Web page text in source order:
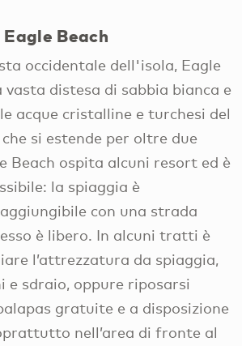
Beach
occidentale dell'isola, Eagle
distesa di sabbia bianca e
acque cristalline e turchesi del
si estende per oltre due
Beach ospita alcuni resort ed è
la spiaggia è
con una strada
è libero. In alcuni tratti è
l’attrezzatura da spiaggia,
e sdraio, oppure riposarsi
gratuite e a disposizione
nell’area di fronte al